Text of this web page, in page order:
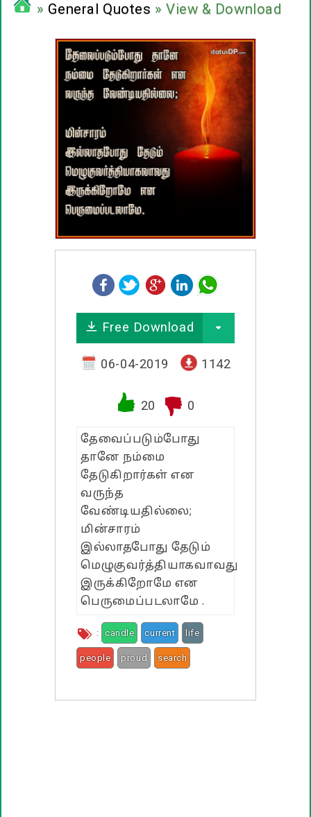
பழமொழிகள்
ஊக்கம் / உத்வேக பொன்மொழிகள்
காதல் பொன்மொழிகள்
மகிழ்ச்சி பொன்மொழிகள்
கடவுள் பொன்மொழிகள்
பண்டிகை வாழ்த்துக்கள்
» General Quotes » View & Download
Free Download
06-04-2019 1142
20 0
தேவைப்படும்போது
தானே நம்மை
தேடுகிறார்கள் என
வருந்த
வேண்டியதில்லை;
மின்சாரம்
இல்லாதபோது தேடும்
மெழுகுவர்த்தியாகவாவது
இருக்கிறோமே என
பெருமைப்படலாமே .
: candle current life
people proud search